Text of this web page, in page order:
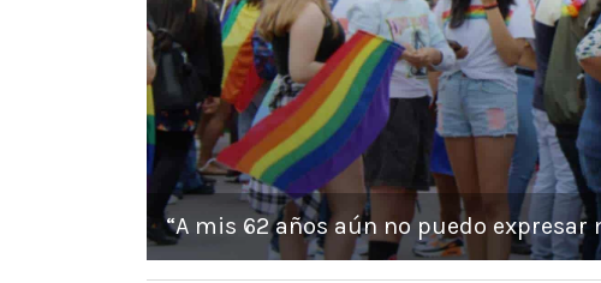
“A mis 62 años aún no puedo expresar